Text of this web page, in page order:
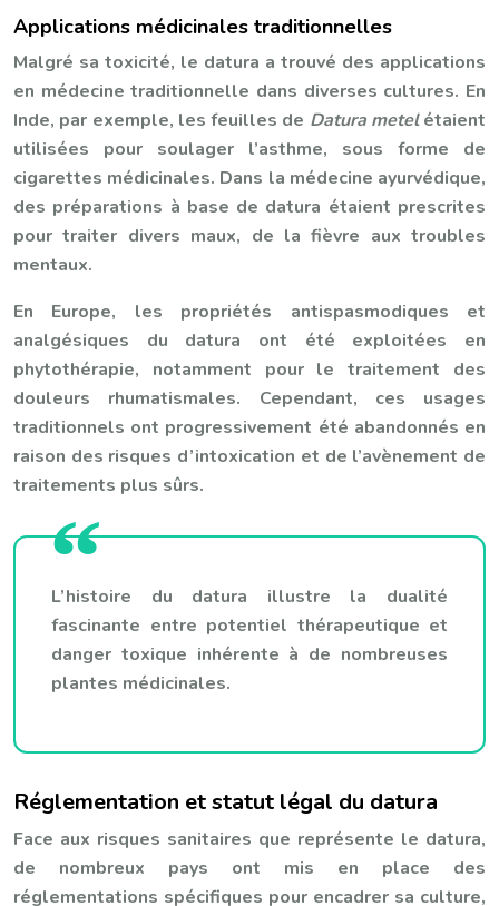
Applications médicinales traditionnelles
Malgré sa toxicité, le datura a trouvé des applications
en médecine traditionnelle dans diverses cultures. En
Inde, par exemple, les feuilles de Datura metelétaient
utilisées pour soulager l’asthme, sous forme de
cigarettes médicinales. Dans la médecine ayurvédique,
des préparations à base de datura étaient prescrites
pour traiter divers maux, de la fièvre aux troubles
mentaux.
En Europe, les propriétés antispasmodiques et
analgésiques du datura ont été exploitées en
phytothérapie, notamment pour le traitement des
douleurs rhumatismales. Cependant, ces usages
traditionnels ont progressivement été abandonnés en
raison des risques d’intoxication et de l’avènement de
traitements plus sûrs.
L’histoire du datura illustre la dualité
fascinante entre potentiel thérapeutique et
danger toxique inhérente à de nombreuses
plantes médicinales.
Réglementation et statut légal du datura
Face aux risques sanitaires que représente le datura,
de nombreux pays ont mis en place des
réglementations spécifiques pour encadrer sa culture,